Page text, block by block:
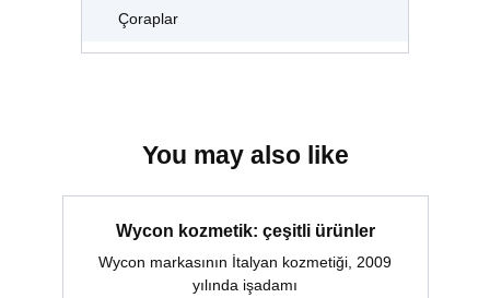
Çoraplar
You may also like
Wycon kozmetik: çeşitli ürünler
Wycon markasının İtalyan kozmetiği, 2009
yılında işadamı